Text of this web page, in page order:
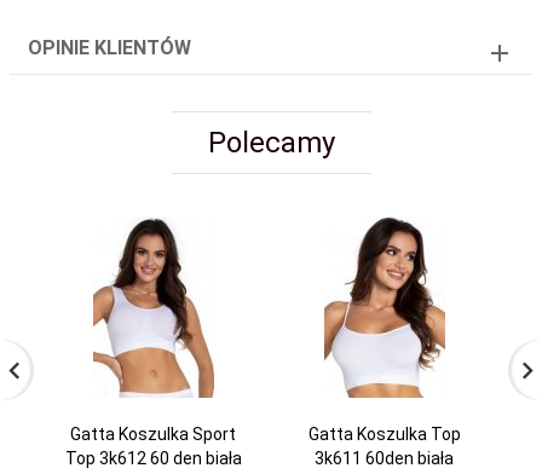
OPINIE KLIENTÓW
Polecamy
Gatta Koszulka Sport
Top 3k612 60 den biała
Gatta Koszulka Top
3k611 60den biała